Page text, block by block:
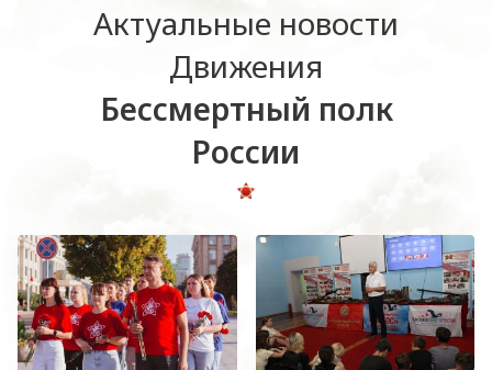
Актуальные новости
Движения
Бессмертный полк
России